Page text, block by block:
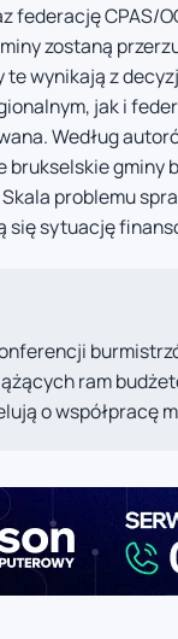
federację CPAS/
zostaną
te wynikają z
jak i
Według
gminy
problemu
się sytuację
ram
o współpracę